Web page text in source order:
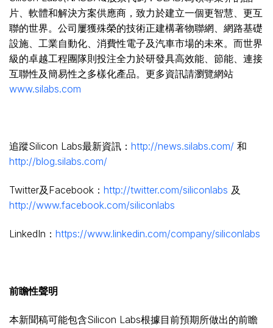
片、軟體和解決方案供應商，致力於建立一個更智慧、更互
聯的世界。公司屢獲殊榮的技術正建構著物聯網、網路基礎
設施、工業自動化、消費性電子及汽車市場的未來。而世界
級的卓越工程團隊則投注全力於研發具高效能、節能、連接
互聯性及簡易性之多樣化產品。更多資訊請瀏覽網站
www.silabs.com
追蹤Silicon Labs最新資訊： http://news.silabs.com/ 和
http://blog.silabs.com/
Twitter及Facebook： http://twitter.com/siliconlabs 及
http://www.facebook.com/siliconlabs
LinkedIn： https://www.linkedin.com/company/siliconlabs
前瞻性聲明
本新聞稿可能包含Silicon Labs根據目前預期所做出的前瞻